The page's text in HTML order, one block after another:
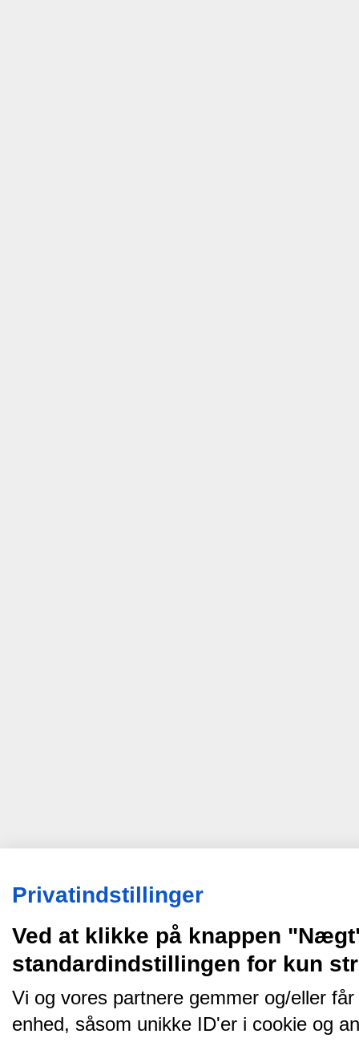
Privatindstillinger
Ved at klikke på knappen
standardindstillingen for kun
Vi og vores partnere gemmer og/eller
enhed, såsom unikke ID'er i cookie og